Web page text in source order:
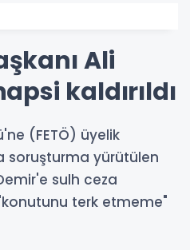
Ali
kaldırıldı
(FETÖ) üyelik
soruşturma yürütülen
sulh ceza
terk etmeme"